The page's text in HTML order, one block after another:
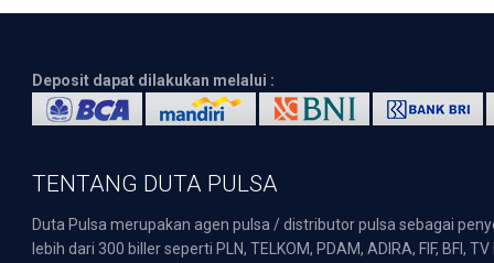
Deposit dapat dilakukan melalui :
TENTANG DUTA PULSA
Duta Pulsa merupakan agen pulsa / distributor pulsa sebagai
lebih dari 300 biller seperti PLN, TELKOM, PDAM, ADIRA, FIF,